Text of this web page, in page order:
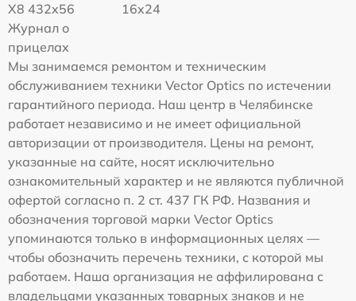
X8 432x56
16x24
Журнал о
прицелах
Мы занимаемся ремонтом и техническим
обслуживанием техники Vector Optics по истечении
гарантийного периода. Наш центр в Челябинске
работает независимо и не имеет официальной
авторизации от производителя. Цены на ремонт,
указанные на сайте, носят исключительно
ознакомительный характер и не являются публичной
офертой согласно п. 2 ст. 437 ГК РФ. Названия и
обозначения торговой марки Vector Optics
упоминаются только в информационных целях —
чтобы обозначить перечень техники, с которой мы
работаем. Наша организация не аффилирована с
владельцами указанных товарных знаков и не